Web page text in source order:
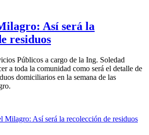
Así será la
residuos
Públicos a cargo de la Ing. Soledad
a toda la comunidad como será el detalle de
domiciliarios en la semana de las
Milagro: Así será la recolección de residuos